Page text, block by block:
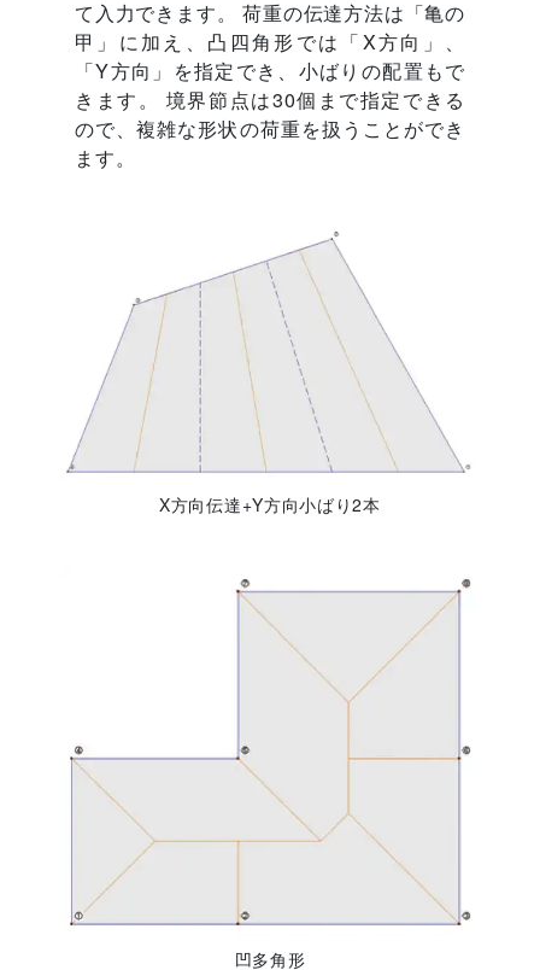
て入力できます。 荷重の伝達方法は「亀の
甲」に加え、凸四角形では「X方向」、
「Y方向」を指定でき、小ばりの配置もで
きます。 境界節点は30個まで指定できる
ので、複雑な形状の荷重を扱うことができ
ます。
X方向伝達+Y方向小ばり2本
凹多角形